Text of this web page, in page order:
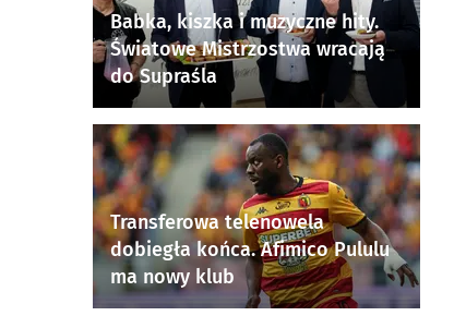
Babka, kiszka i muzyczne hity.
Światowe Mistrzostwa wracają
do Supraśla
Transferowa telenowela
dobiegła końca. Afimico Pululu
ma nowy klub